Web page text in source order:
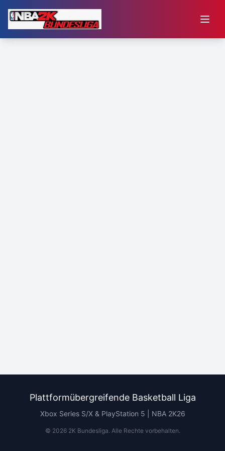
Plattformübergreifende Basketball Liga
Xbox Series S/X & PlayStation 5 | NBA 2K26
© 20262K Bundesliga. Alle Rechte vorbehalten.